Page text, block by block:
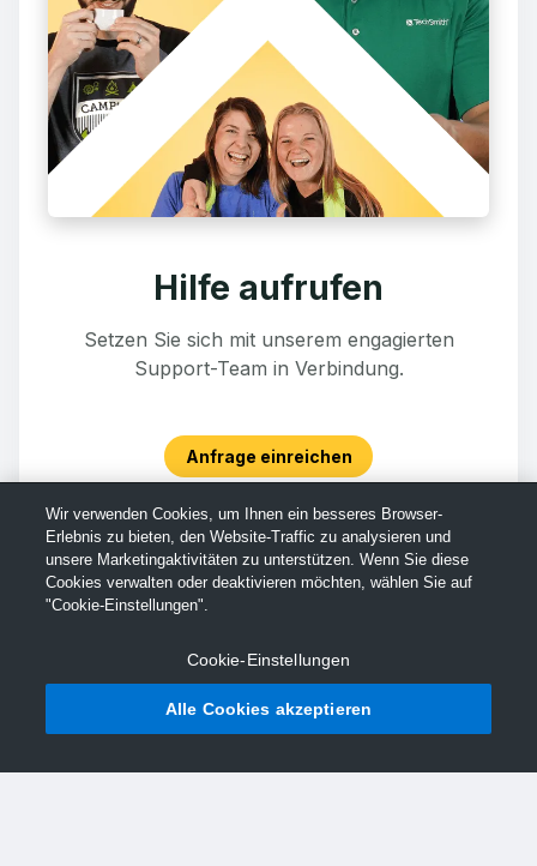
Hilfe aufrufen
Setzen Sie sich mit unserem engagierten
Support-Team in Verbindung.
Anfrage einreichen
Wir verwenden Cookies, um Ihnen ein besseres Browser-
Erlebnis zu bieten, den Website-Traffic zu analysieren und
unsere Marketingaktivitäten zu unterstützen. Wenn Sie diese
Cookies verwalten oder deaktivieren möchten, wählen Sie auf
"Cookie-Einstellungen".
Cookie-Einstellungen
Alle Cookies akzeptieren